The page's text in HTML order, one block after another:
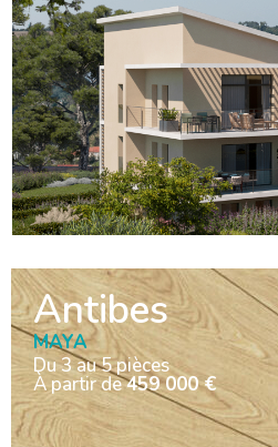
Antibes
MAYA
Du 3 au 5 pièces
À partir de459 000 €